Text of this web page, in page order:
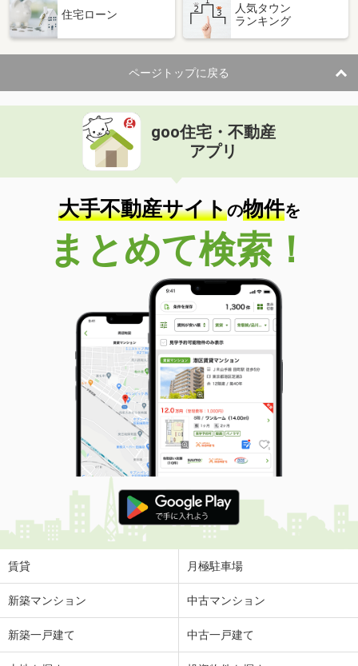
住宅ローン
人気タウン
ランキング
ページトップに戻る
goo住宅・不動産
アプリ
大手不動産サイトの物件を
まとめて検索！
賃貸 月極駐車場
新築マンション 中古マンション
新築一戸建て 中古一戸建て